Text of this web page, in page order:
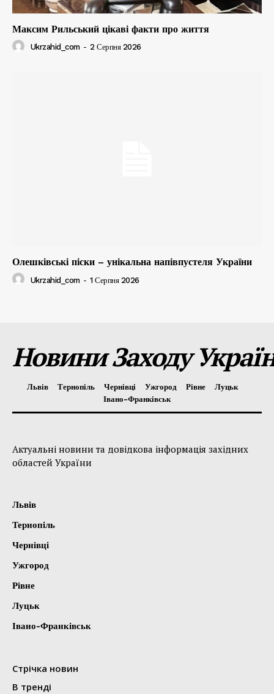
Максим Рильський цікаві факти про життя
Ukrzahid_com - 2 Серпня 2026
Олешківські піски – унікальна напівпустеля України
Ukrzahid_com - 1 Серпня 2026
Новини Заходу
Львів Тернопіль Чернівці Ужгород Рівне
Луцьк
Івано-Франківськ
Актуальні новини та довідкова інформація західних
областей України
Львів
Тернопіль
Чернівці
Ужгород
Рівне
Луцьк
Івано-Франківськ
Стрічка новин
В тренді